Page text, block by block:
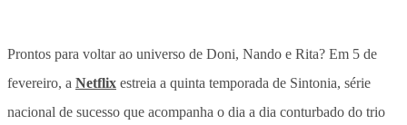
Prontos para voltar ao universo de Doni, Nando e Rita? Em 5 de
fevereiro, a Netflix estreia a quinta temporada de Sintonia, série
nacional de sucesso que acompanha o dia a dia conturbado do trio